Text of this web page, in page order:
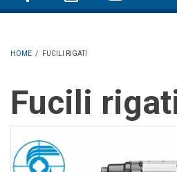
HOME / FUCILI RIGATI
Fucili